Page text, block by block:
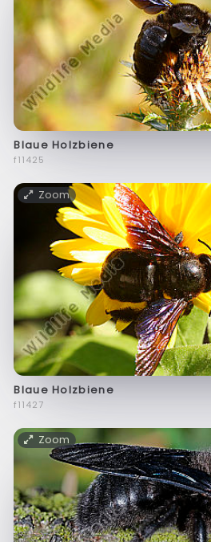
Blaue Holzbiene
f11425
Zoom
Blaue Holzbiene
f11427
Zoom